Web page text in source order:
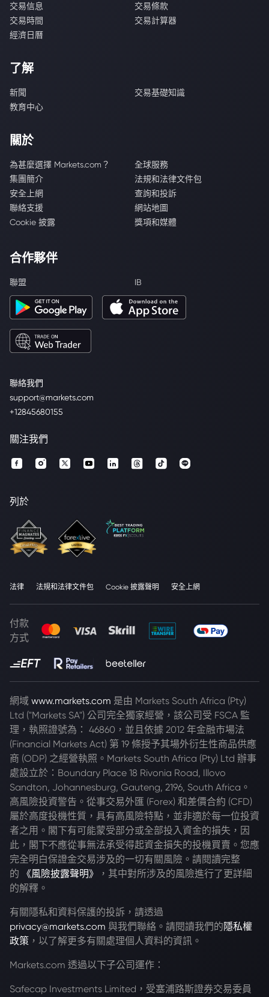
聯絡我們
support@markets.com
+12845680155
交易信息
交易條款
交易時間
交易計算器
經濟日曆
了解
新聞
交易基礎知識
教育中心
關於
為甚麼選擇 Markets.com？
全球服務
集團簡介
法規和法律文件包
安全上網
查詢和投訴
聯絡支援
網站地圖
Cookie 披露
獎項和媒體
合作夥伴
聯盟 IB
關注我們
列於
法律 法規和法律文件包 Cookie 披露聲明 安全上網
付款
方式
網域 www.markets.com 是由 Markets South Africa (Pty)
Ltd ("Markets SA") 公司完全獨家經營，該公司受 FSCA 監
理，執照證號為： 46860，並且依據 2012 年金融市場法
(Financial Markets Act) 第 19 條授予其場外衍生性商品供應
商 (ODP) 之經營執照。Markets South Africa (Pty) Ltd 辦事
處設立於：Boundary Place 18 Rivonia Road, Illovo
Sandton, Johannesburg, Gauteng, 2196, South Africa。
高風險投資警告。從事交易外匯 (Forex) 和差價合約 (CFD)
屬於高度投機性質，具有高風險特點，並非適於每一位投資
者之用。閣下有可能蒙受部分或全部投入資金的損失，因
此，閣下不應從事無法承受得起資金損失的投機買賣。您應
完全明白保證金交易涉及的一切有關風險。請閱讀完整
的
《風險披露聲明》
，其中對所涉及的風險進行了更詳細
的解釋。
有關隱私和資料保護的投訴，請透過
privacy@markets.com 與我們聯絡。請閱讀我們的 隱私權
政策 ，以了解更多有關處理個人資料的資訊。
Markets.com 透過以下子公司運作：
Safecap Investments Limited，受塞浦路斯證券交易委員